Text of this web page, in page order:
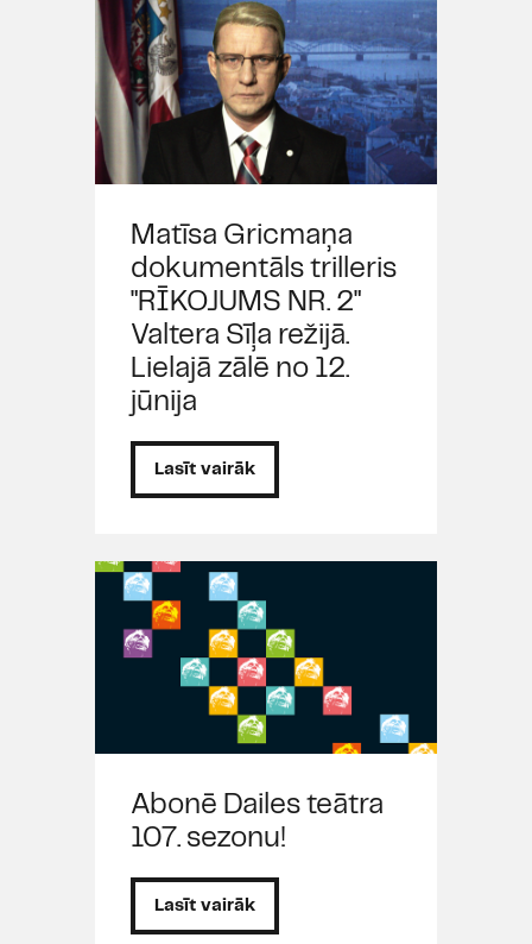
Matīsa Gricmaņa
dokumentāls trilleris
"RĪKOJUMS NR. 2"
Valtera Sīļa režijā.
Lielajā zālē no 12.
jūnija
Lasīt vairāk
Abonē Dailes teātra
107. sezonu!
Lasīt vairāk